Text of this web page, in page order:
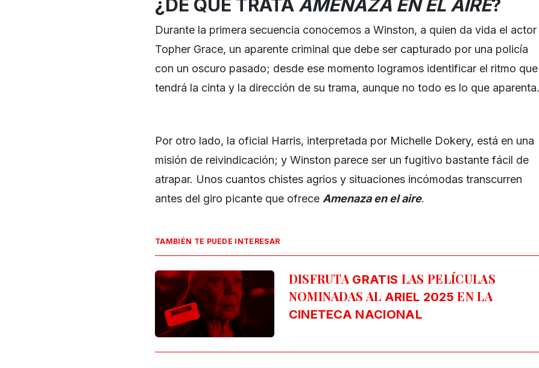
¿DE QUÉ TRATA AMENAZA EN EL AIRE?
Durante la primera secuencia conocemos a Winston, a quien da vida el actor
Topher Grace, un aparente criminal que debe ser capturado por una policía
con un oscuro pasado; desde ese momento logramos identificar el ritmo que
tendrá la cinta y la dirección de su trama, aunque no todo es lo que aparenta.
Por otro lado, la oficial Harris, interpretada por Michelle Dokery, está en una
misión de reivindicación; y Winston parece ser un fugitivo bastante fácil de
atrapar. Unos cuantos chistes agrios y situaciones incómodas transcurren
antes del giro picante que ofrece Amenaza en el aire.
TAMBIÉN TE PUEDE INTERESAR
DISFRUTA GRATIS LAS PELÍCULAS
NOMINADAS AL ARIEL 2025 EN LA
CINETECA NACIONAL